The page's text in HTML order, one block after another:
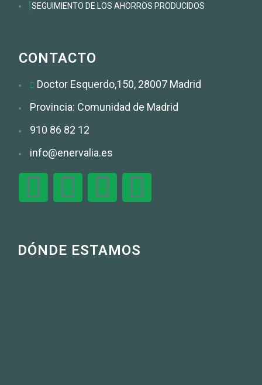
SEGUIMIENTO DE LOS AHORROS PRODUCIDOS
CONTACTO
Doctor Esquerdo,150, 28007 Madrid
Provincia: Comunidad de Madrid
910 86 82 12
info@enervalia.es
DÓNDE ESTAMOS